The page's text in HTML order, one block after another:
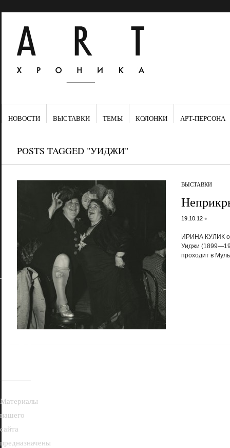
НОВОСТИ ВЫСТАВКИ ТЕМЫ КОЛОНКИ АРТ-ПЕРСОНА
POSTS TAGGED "УИДЖИ"
ВЫСТАВКИ
19.10.12 •
ИРИНА КУЛИК
Уиджи
проходит в
18+
Материалы
нашего
сайта
предназначены